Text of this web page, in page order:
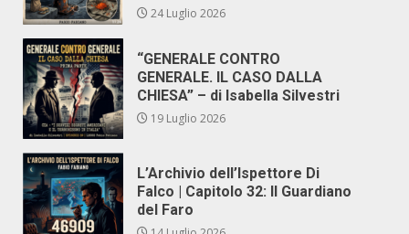
24 Luglio 2026
“GENERALE CONTRO
GENERALE. IL CASO DALLA
CHIESA” – di Isabella Silvestri
19 Luglio 2026
L’Archivio dell’Ispettore Di
Falco | Capitolo 32: Il Guardiano
del Faro